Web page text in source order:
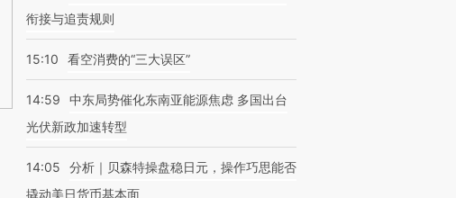
衔接与追责规则
15:10 看空消费的“三大误区”
14:59
中东局势催化东南亚能源焦虑 多国出台
光伏新政加速转型
14:05
分析｜贝森特操盘稳日元，操作巧思能否
撬动美日货币基本面